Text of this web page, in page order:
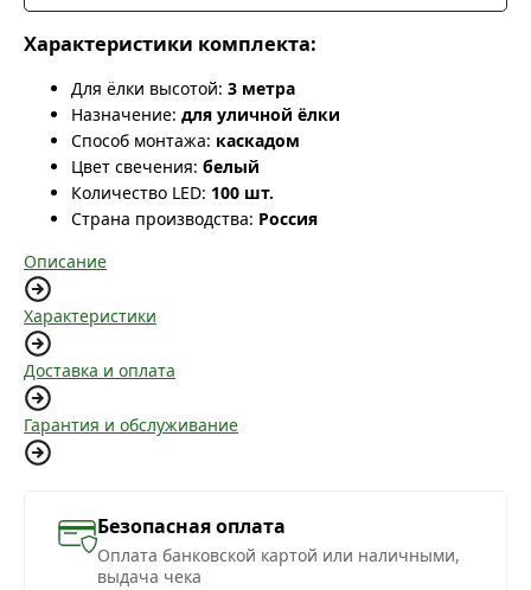
Характеристики комплекта:
Для ёлки высотой: 3 метра
Назначение: для уличной ёлки
Способ монтажа: каскадом
Цвет свечения: белый
Количество LED: 100 шт.
Страна производства: Россия
Описание
Характеристики
Доставка и оплата
Гарантия и обслуживание
Безопасная оплата
Оплата банковской картой или наличными,
выдача чека